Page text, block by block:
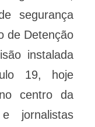
segurança
de Detenção
instalada
19, hoje
centro da
jornalistas